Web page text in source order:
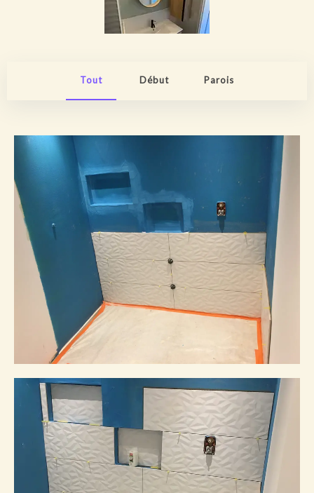
Tout Début Parois